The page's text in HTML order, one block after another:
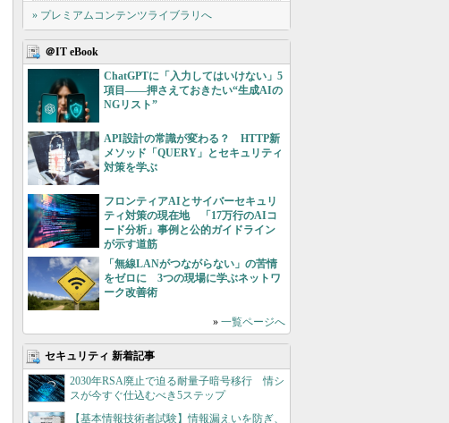
» プレミアムコンテンツライブラリへ
＠IT eBook
ChatGPTに「入力してはいけない」5
項目――押さえておきたい“生成AIの
NGリスト”
API設計の常識が変わる？ HTTP新
メソッド「QUERY」とセキュリティ
対策を学ぶ
フロンティアAIとサイバーセキュリ
ティ対策の現在地 「17万行のAIコ
ード分析」事例と公的ガイドライン
が示す道筋
「無線LANがつながらない」の苦情
をゼロに 3つの現場に学ぶネットワ
ーク改善術
» 一覧ページへ
セキュリティ 新着記事
2030年RSA廃止で迫る耐量子暗号移行 情シ
スが今すぐ仕込むべき5ステップ
【基本情報技術者試験】情報漏えいを防ぎ、